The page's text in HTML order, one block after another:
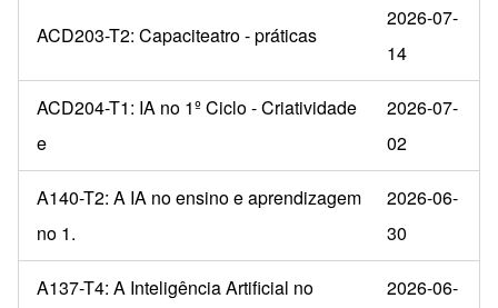
ACD203-T2: Capaciteatro - práticas
2026-07-
14
ACD204-T1: IA no 1º Ciclo - Criatividade
e
2026-07-
02
A140-T2: A IA no ensino e aprendizagem
no 1.
2026-06-
30
A137-T4: A Inteligência Artificial no
2026-06-